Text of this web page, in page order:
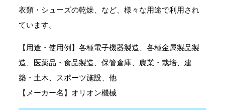
衣類・シューズの乾燥、など、様々な用途で利用され
ています。
【用途・使用例】各種電子機器製造、各種金属製品製
造、医薬品・食品製造、保管倉庫、農業・栽培、建
築・土木、スポーツ施設、他
【メーカー名】オリオン機械